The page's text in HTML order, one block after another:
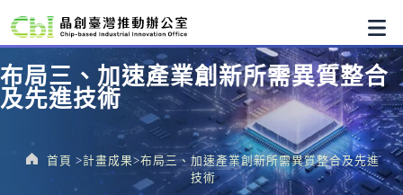
布局三、加速產業創新所需異質整合
及先進技術
首頁 計畫成果
布局三、加速產業創新所需異質整合及先進
技術